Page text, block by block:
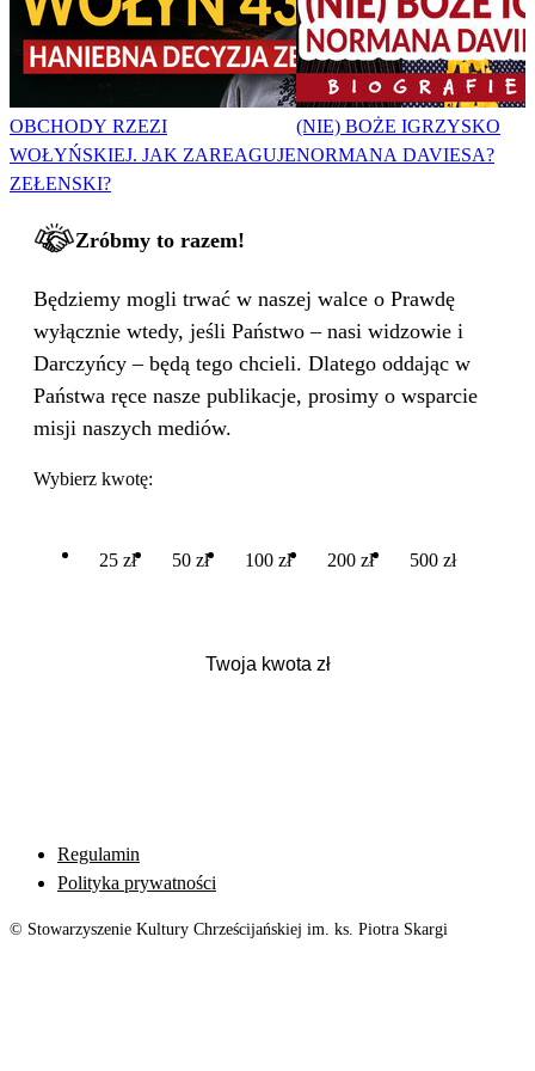
OBCHODY RZEZI
WOŁYŃSKIEJ. JAK ZAREAGUJE
ZEŁENSKI?
(NIE) BOŻE IGRZYSKO
NORMANA DAVIESA?
Zróbmy to razem!
Będziemy mogli trwać w naszej walce o Prawdę
wyłącznie wtedy, jeśli Państwo – nasi widzowie i
Darczyńcy – będą tego chcieli. Dlatego oddając w
Państwa ręce nasze publikacje, prosimy o wsparcie
misji naszych mediów.
Wybierz kwotę:
25 zł 50 zł 100 zł 200 zł 500 zł
Regulamin
Polityka prywatności
© Stowarzyszenie Kultury Chrześcijańskiej im. ks. Piotra Skargi